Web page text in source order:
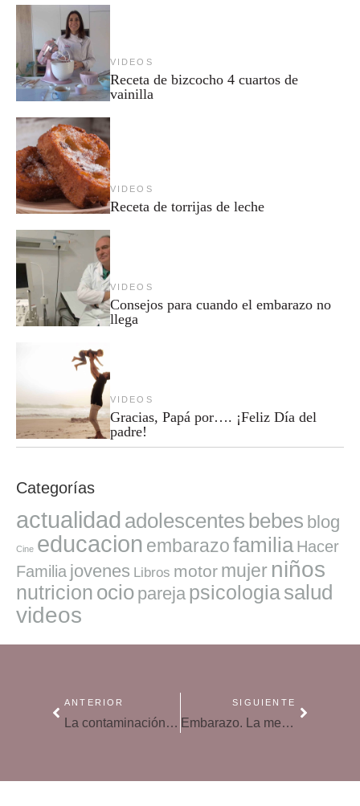
VIDEOS
Receta de bizcocho 4 cuartos de
vainilla
VIDEOS
Receta de torrijas de leche
VIDEOS
Consejos para cuando el embarazo no
llega
VIDEOS
Gracias, Papá por…. ¡Feliz Día del
padre!
Categorías
actualidad adolescentes bebes blog
Cine educacion embarazofamilia Hacer
Familia jovenes Libros motor mujer niños
nutricion ocio pareja psicologiasalud
videos
ANTERIOR
La contaminación empeora la alergia
SIGUIENTE
Embarazo. La mejor postura para dormir